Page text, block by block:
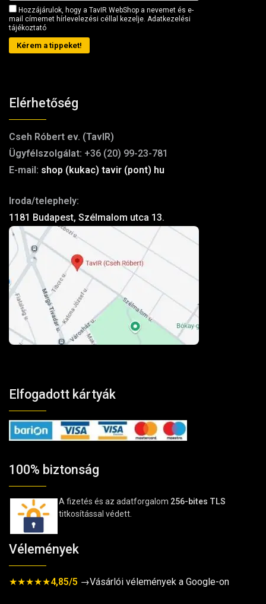
Hozzájárulok, hogy a TavIR WebShop a nevemet és e-
mail címemet hírlevelezési céllal kezelje. Adatkezelési
tájékoztató
Kérem a tippeket!
Elérhetőség
Cseh Róbert ev. (TavIR)
Ügyfélszolgálat: +36 (20) 99-23-781
E-mail: shop (kukac) tavir (pont) hu
Iroda/telephely:
1181 Budapest, Szélmalom utca 13.
Elfogadott kártyák
100% biztonság
A fizetés és az adatforgalom 256-bites TLS
titkosítással védett.
Vélemények
★★★★★4,85/5 →Vásárlói vélemények a Google-on